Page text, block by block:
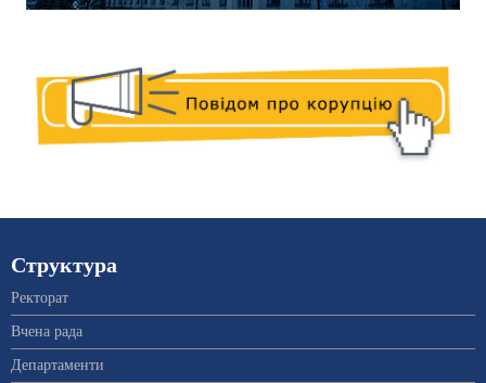
Структура
Ректорат
Вчена рада
Департаменти